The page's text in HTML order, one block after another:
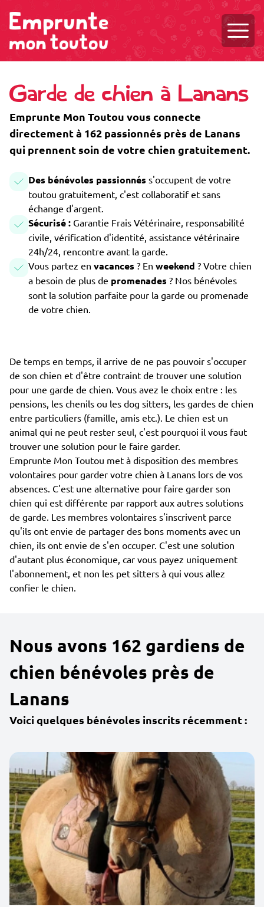
Garde de chien à Lanans
Emprunte Mon Toutou vous connecte
directement à 162 passionnés près de Lanans
qui prennent soin de votre chien gratuitement.
Des bénévoles passionnés s'occupent de votre
toutou gratuitement, c'est collaboratif et sans
échange d'argent.
Sécurisé : Garantie Frais Vétérinaire, responsabilité
civile, vérification d'identité, assistance vétérinaire
24h/24, rencontre avant la garde.
Vous partez en vacances ? En weekend ? Votre chien
a besoin de plus de promenades ? Nos bénévoles
sont la solution parfaite pour la garde ou promenade
de votre chien.
De temps en temps, il arrive de ne pas pouvoir s'occuper
de son chien et d'être contraint de trouver une solution
pour une garde de chien. Vous avez le choix entre : les
pensions, les chenils ou les dog sitters, les gardes de chien
entre particuliers (famille, amis etc.). Le chien est un
animal qui ne peut rester seul, c'est pourquoi il vous faut
trouver une solution pour le faire garder.
Emprunte Mon Toutou met à disposition des membres
volontaires pour garder votre chien à Lanans lors de vos
absences. C'est une alternative pour faire garder son
chien qui est différente par rapport aux autres solutions
de garde. Les membres volontaires s'inscrivent parce
qu'ils ont envie de partager des bons moments avec un
chien, ils ont envie de s'en occuper. C'est une solution
d'autant plus économique, car vous payez uniquement
l'abonnement, et non les pet sitters à qui vous allez
confier le chien.
Nous avons 162 gardiens de
chien bénévoles près de
Lanans
Voici quelques bénévoles inscrits récemment :